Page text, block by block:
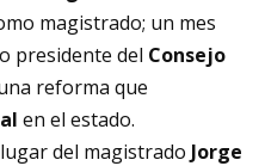
magistrado; un mes
presidente del Consejo
reforma que
en el estado.
del magistrado Jorge